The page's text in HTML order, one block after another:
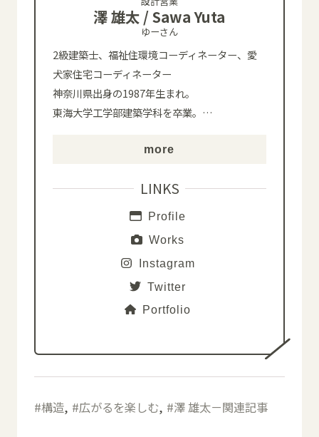
澤 雄太 / Sawa Yuta
ゆーさん
2級建築士、福祉住環境コーディネーター、愛
犬家住宅コーディネーター
神奈川県出身の1987年生まれ。
東海大学工学部建築学科を卒業。 …
more
LINKS
Profile
Works
Instagram
Twitter
Portfolio
構造 広がるを楽しむ 澤 雄太－関連記事